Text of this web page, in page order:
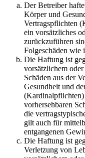
Der Betreiber
Körper und
Vertragspflichten
ein vorsätzliches
zurückzuführen
Folgeschäden wie
Die Haftung ist
vorsätzlichem
Schäden aus der
Gesundheit und
(Kardinalpflichten)
vorhersehbaren
die
gilt auch für
entgangenen
Die Haftung ist
Verletzung von